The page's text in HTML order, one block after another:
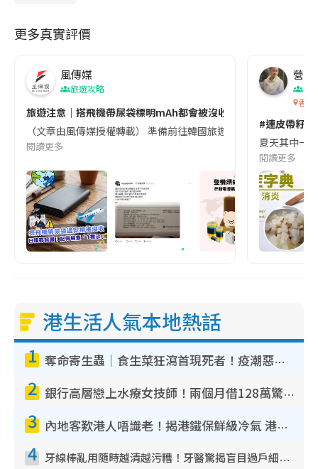
更多真實評價
風傳媒
旅遊攻略
旅遊注意｜搭飛機帶尿袋標明mAh都會被沒收😱出發前切記檢查
（文章由風傳媒授權轉載） 準備前往韓國旅遊的民眾，近期要
閱讀更多
營養
香港
#連皮帶籽
夏天其中一
閱讀更多
港生活人氣本地熱話
1 奪命寄生蟲｜食生菜狂瀉首現死者！疫潮惡化錄1.8萬宗病例 揭洗菜3大謬誤
2 銀行高層戀上水療女技師！兩個月借128萬驚覺「沉船」沉落火海 揭背後疑似邪教操控賣淫
3 內地客歎港人唔識老！揭港鐵保鮮級冷氣 港人求放過：咪投訴
4 牙線棒亂用隨時越清越污糟！牙醫驚揭盲目過戶細菌恐致蛀牙：呢種先係日常真保養